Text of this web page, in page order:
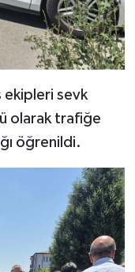
ekipleri sevk
olarak trafiğe
öğrenildi.